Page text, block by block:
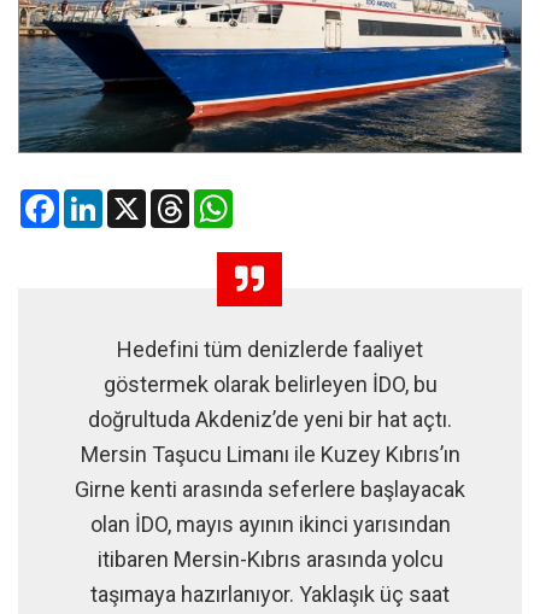
FacebookLinkedIn
X Threads
Hedefini tüm denizlerde faaliyet
göstermek olarak belirleyen İDO, bu
doğrultuda Akdeniz’de yeni bir hat açtı.
Mersin Taşucu Limanı ile Kuzey Kıbrıs’ın
Girne kenti arasında seferlere başlayacak
olan İDO, mayıs ayının ikinci yarısından
itibaren Mersin-Kıbrıs arasında yolcu
taşımaya hazırlanıyor. Yaklaşık üç saat